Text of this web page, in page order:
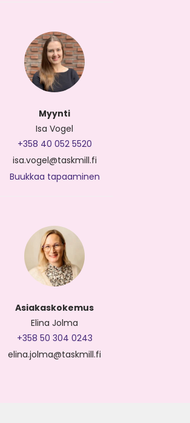
Myynti
Isa Vogel
+358 40 052 5520
isa.vogel@taskmill.fi
Buukkaa tapaaminen
Asiakaskokemus
Elina Jolma
+358 50 304 0243
elina.jolma@taskmill.fi